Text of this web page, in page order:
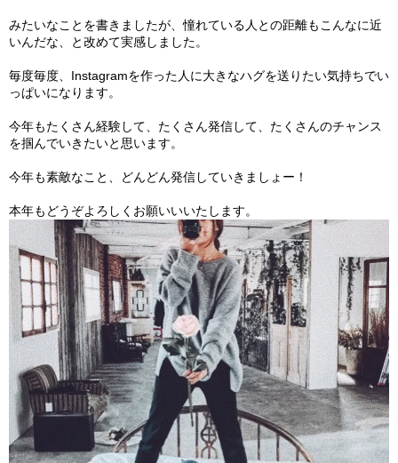
みたいなことを書きましたが、憧れている人との距離もこんなに近
いんだな、
と改めて実感しました。
毎度毎度、
Instagramを作った人に大きなハグを送りたい気持ちでい
っぱいになります。
今年もたくさん経験して、たくさん発信して、 たくさんのチャンス
を掴んでいきたいと思います。
今年も素敵なこと、どんどん発信していきましょー！
本年もどうぞよろしくお願いいいたします。